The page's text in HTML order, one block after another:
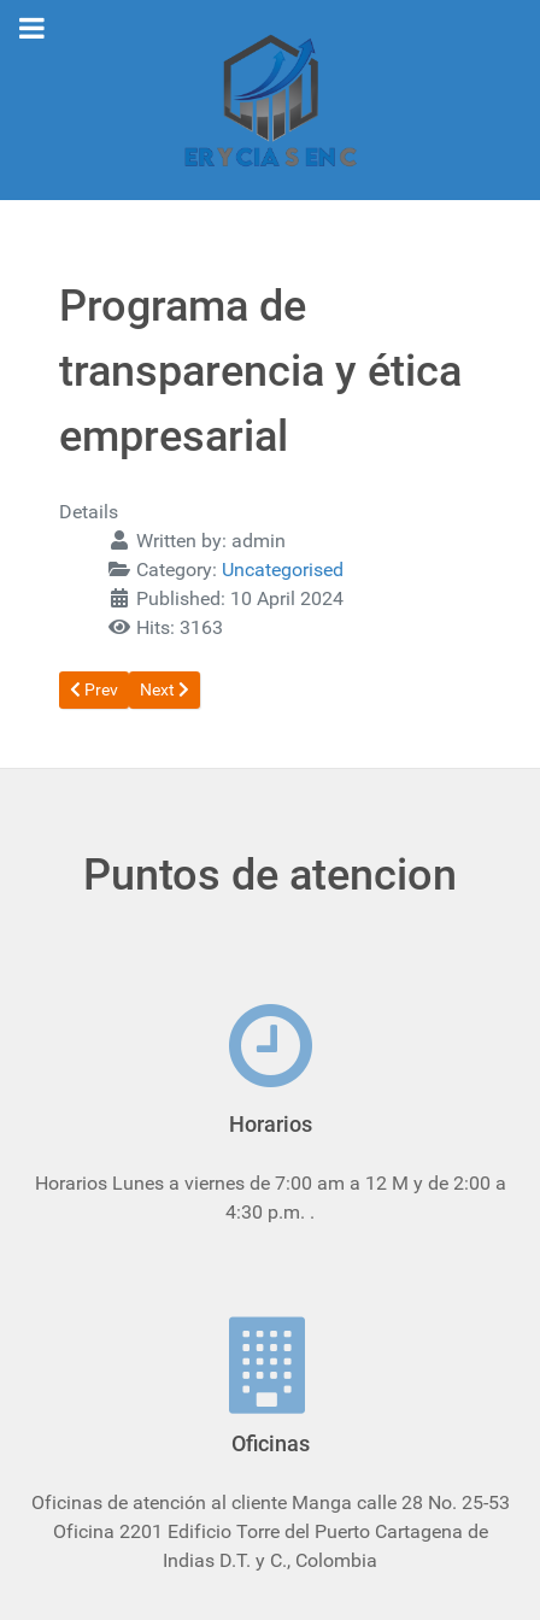
Programa de
transparencia y ética
empresarial
Details
Written by: admin
Category: Uncategorised
Published: 10 April 2024
Hits: 3163
Previous article: Politica tratamiento de datos
Prev Next article: Nosotros
Next
Puntos de atencion
Horarios
Horarios Lunes a viernes de 7:00 am a 12 M y de 2:00 a
4:30 p.m. .
Oficinas
Oficinas de atención al cliente Manga calle 28 No. 25-53
Oficina 2201 Edificio Torre del Puerto Cartagena de
Indias D.T. y C., Colombia